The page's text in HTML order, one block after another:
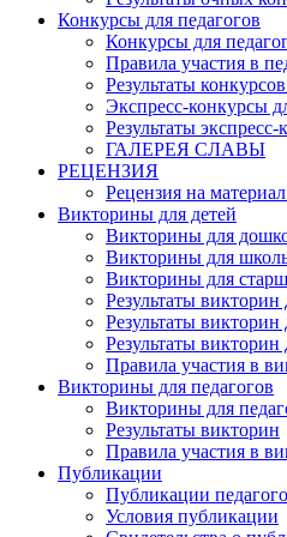
Конкурсы для педагогов
Конкурсы для
Правила участия в
Результаты
Экспресс-конкурсы
Результаты
ГАЛЕРЕЯ СЛАВЫ
РЕЦЕНЗИЯ
Рецензия на
Викторины для детей
Викторины для
Викторины для
Викторины для
Результаты
Результаты викторин
Результаты викторин
Правила участия в
Викторины для педагогов
Викторины для
Результаты викторин
Правила участия в
Публикации
Публикации
Условия публикации